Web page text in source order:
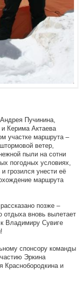
Пучинина,
Керима Актаева
участке маршрута –
ветер,
пыли на сотни
погодных условиях,
грозился унести её
маршрута
позже –
отдыха вновь вылетает
Владимиру Сувиге
спонсору команды
Эркина
Краснобородкина и